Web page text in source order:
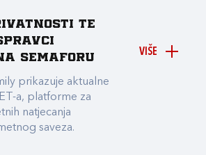
VIŠE
te
Semaforu
prikazuje aktualne
a, platforme za
natjecanja
saveza.